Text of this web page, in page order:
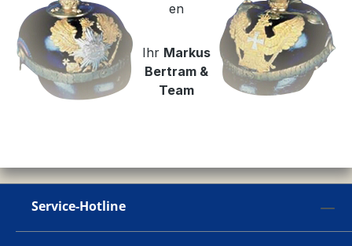
en
Ihr Markus
Bertram &
Team
Service-Hotline